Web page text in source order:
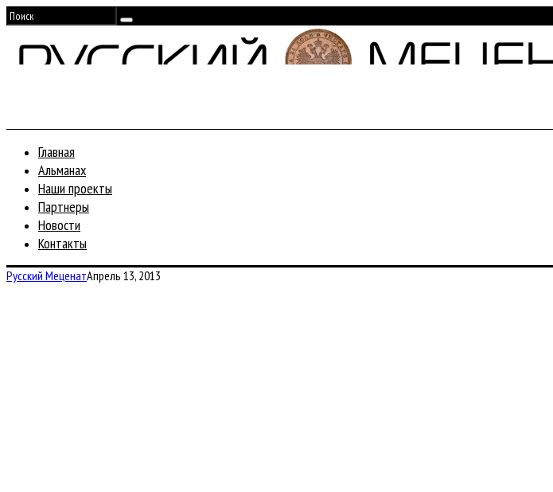
Главная
Альманах
Наши проекты
Партнеры
Новости
Контакты
Русский МеценатАпрель 13, 2013